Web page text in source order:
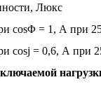
Люкс
cosΦ = 1, А при
cosj = 0,6, А при